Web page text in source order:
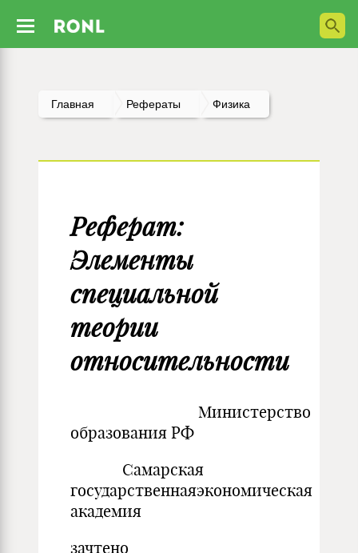
Главная Рефераты Физика
Реферат:
Элементы
специальной
теории
относительности
Министерство
образования РФ
Самарская
государственнаяэкономическая
академия
зачтено